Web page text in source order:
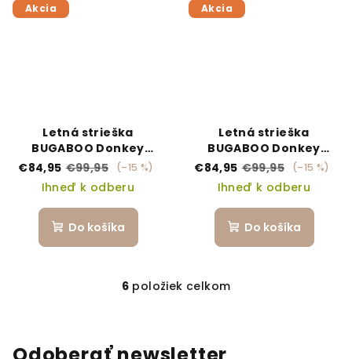
Akcia
Letná strieška
BUGABOO Donkey
Breezy - Desert Taupe
€84,95 €99,95 (–15 %)
Ihneď k odberu
Do košíka
Akcia
Letná strieška
BUGABOO Donkey
Breezy - Soft pink
€84,95 €99,95 (–15 %)
Ihneď k odberu
Do košíka
Ovládacie prvky
6 položiek celkom